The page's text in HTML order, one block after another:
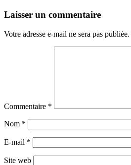
Laisser un commentaire
Votre adresse e-mail ne sera pas publiée.
Commentaire *
Nom *
E-mail *
Site web